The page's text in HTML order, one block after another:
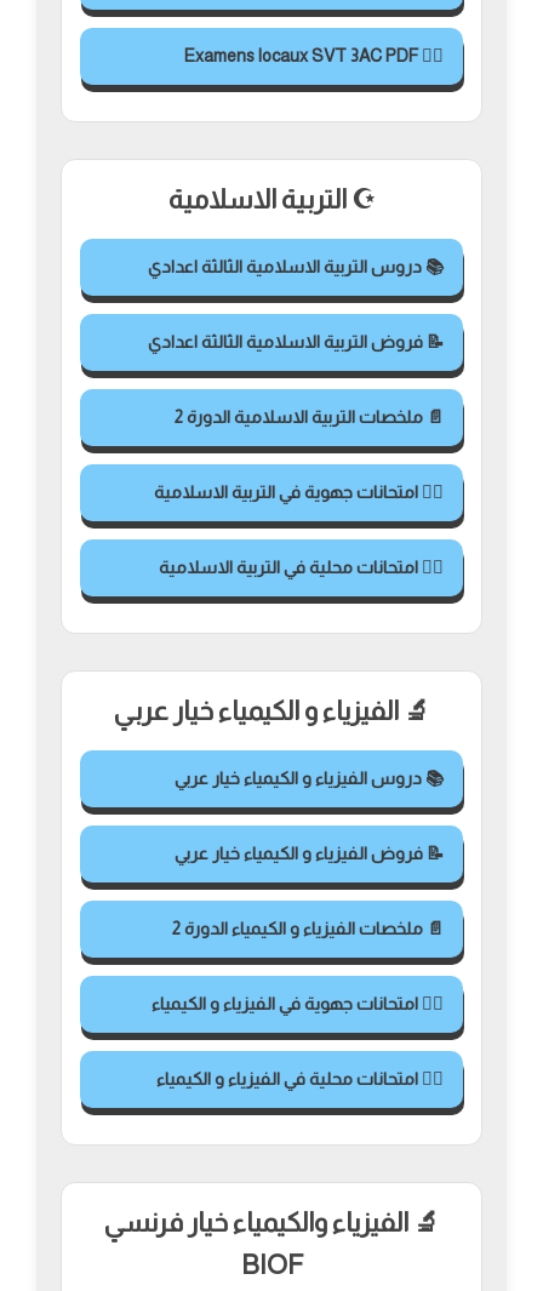
✍🏻 Examens locaux SVT 3AC PDF
☪️ التربية الاسلامية
📚 دروس التربية الاسلامية الثالثة اعدادي
📝 فروض التربية الاسلامية الثالثة اعدادي
📄 ملخصات التربية الاسلامية الدورة 2
✍🏻 امتحانات جهوية في التربية الاسلامية
✍🏻 امتحانات محلية في التربية الاسلامية
🔬 الفيزياء و الكيمياء خيار عربي
📚 دروس الفيزياء و الكيمياء خيار عربي
📝 فروض الفيزياء و الكيمياء خيار عربي
📄 ملخصات الفيزياء و الكيمياء الدورة 2
✍🏻 امتحانات جهوية في الفيزياء و الكيمياء
✍🏻 امتحانات محلية في الفيزياء و الكيمياء
🔬 الفيزياء والكيمياء خيار فرنسي
BIOF